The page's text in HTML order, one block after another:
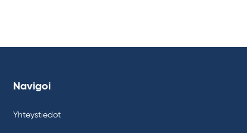
Navigoi
Yhteystiedot